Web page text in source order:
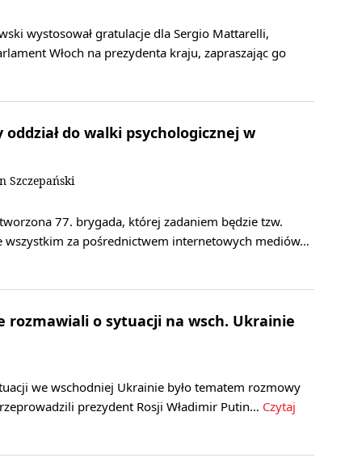
wystosował gratulacje dla Sergio Mattarelli,
Włoch na prezydenta kraju, zapraszając go
do walki psychologicznej w
Szczepański
77. brygada, której zadaniem będzie tzw.
wszystkim za pośrednictwem internetowych mediów…
rozmawiali o sytuacji na wsch. Ukrainie
we wschodniej Ukrainie było tematem rozmowy
prezydent Rosji Władimir Putin… Czytaj